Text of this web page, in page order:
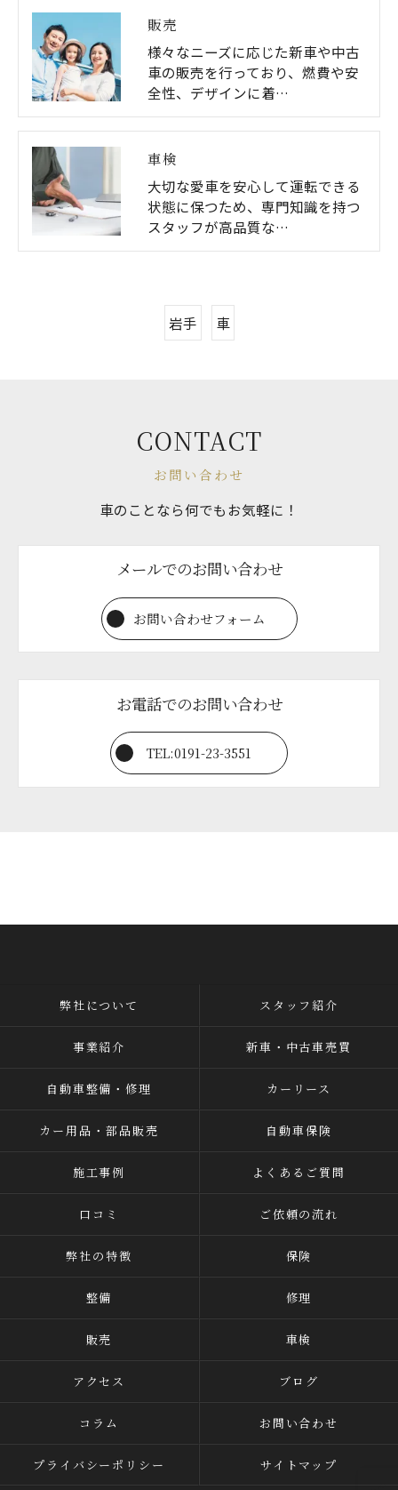
販売
様々なニーズに応じた新車や中古
車の販売を行っており、燃費や安
全性、デザインに着…
車検
大切な愛車を安心して運転できる
状態に保つため、専門知識を持つ
スタッフが高品質な…
岩手 車
お問い合わせ
CONTACT
車のことなら何でもお気軽に！
メールでのお問い合わせ
お問い合わせフォーム
お電話でのお問い合わせ
TEL:0191-23-3551
弊社について スタッフ紹介
事業紹介 新車・中古車売買
自動車整備・修理 カーリース
カー用品・部品販売 自動車保険
施工事例 よくあるご質問
口コミ ご依頼の流れ
弊社の特徴 保険
整備 修理
販売 車検
アクセス ブログ
コラム お問い合わせ
プライバシーポリシー サイトマップ